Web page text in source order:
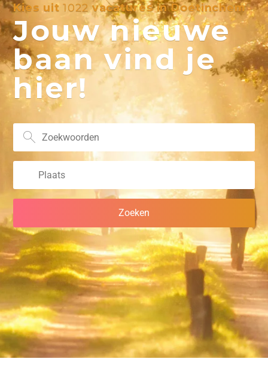
Kies uit1022vacatures in Doetinchem
Jouw nieuwe
baan vind je
hier!